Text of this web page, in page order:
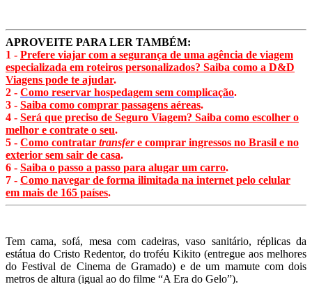
APROVEITE PARA LER TAMBÉM:
1 - Prefere viajar com a segurança de uma agência de viagem
especializada em roteiros personalizados? Saiba como a D&D
Viagens pode te ajudar.
2 - Como reservar hospedagem sem complicação.
3 - Saiba como comprar passagens aéreas.
4 - Será que preciso de Seguro Viagem? Saiba como escolher o
melhor e contrate o seu.
5 - Como contratar transfere comprar ingressos no Brasil e no
exterior sem sair de casa.
6 - Saiba o passo a passo para alugar um carro.
7 - Como navegar de forma ilimitada na internet pelo celular
em mais de 165 países.
Tem cama, sofá, mesa com cadeiras, vaso sanitário, réplicas da
estátua do Cristo Redentor, do troféu Kikito (entregue aos melhores
do Festival de Cinema de Gramado) e de um mamute com dois
metros de altura (igual ao do filme “A Era do Gelo”).